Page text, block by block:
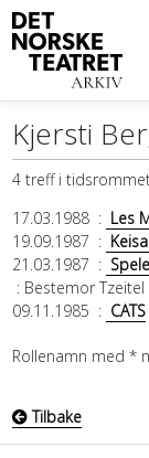
Kjersti
4 treff i
17.03.1988: Les
19.09.1987 :
21.03.1987 :
: Bestemor Tzeitel
09.11.1985 : CATS
Rollenamn med *
Tilbake